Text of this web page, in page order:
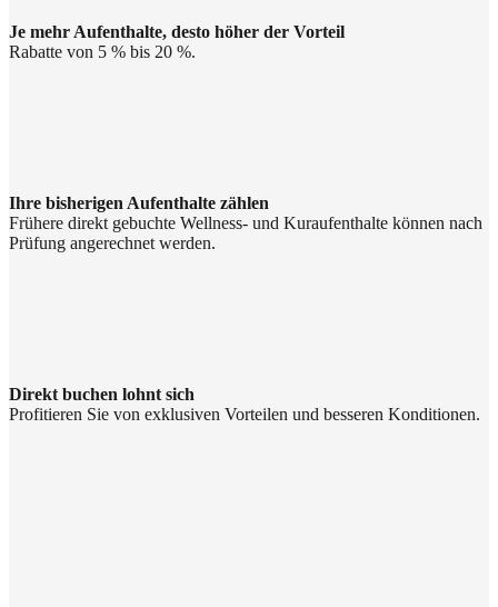
Je mehr Aufenthalte, desto höher der Vorteil
Rabatte von 5 % bis 20 %.
Ihre bisherigen Aufenthalte zählen
Frühere direkt gebuchte Wellness- und Kuraufenthalte können nach
Prüfung angerechnet werden.
Direkt buchen lohnt sich
Profitieren Sie von exklusiven Vorteilen und besseren Konditionen.